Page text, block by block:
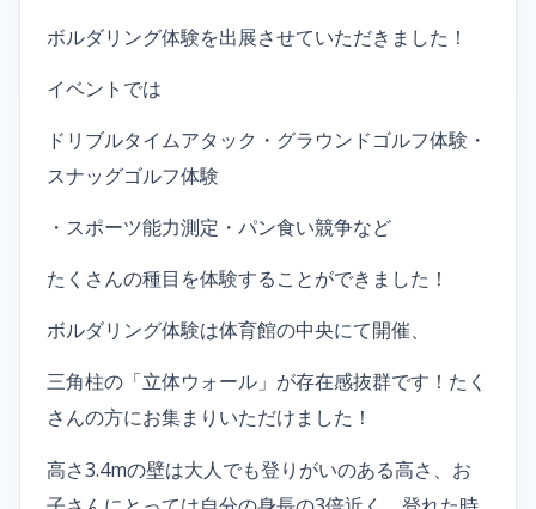
ボルダリング体験を出展させていただきました！
イベントでは
ドリブルタイムアタック・グラウンドゴルフ体験・
スナッグゴルフ体験
・スポーツ能力測定・パン食い競争など
たくさんの種目を体験することができました！
ボルダリング体験は体育館の中央にて開催、
三角柱の「立体ウォール」が存在感抜群です！たく
さんの方にお集まりいただけました！
高さ3.4mの壁は大人でも登りがいのある高さ、お